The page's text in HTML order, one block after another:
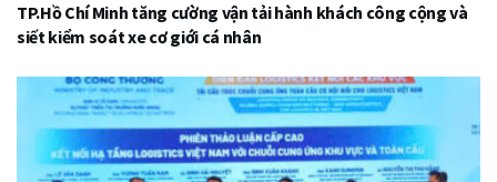
TP.Hồ Chí Minh tăng cường vận tải hành khách công cộng và
siết kiểm soát xe cơ giới cá nhân